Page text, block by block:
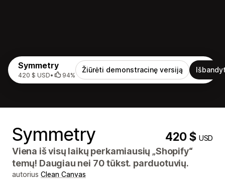
Symmetry
420 $ USD• 94%
Žiūrėti demonstracinę versiją
Symmetry 420 $USD
Viena iš visų laikų perkamiausių „Shopify“
temų! Daugiau nei 70 tūkst. parduotuvių.
autorius Clean Canvas